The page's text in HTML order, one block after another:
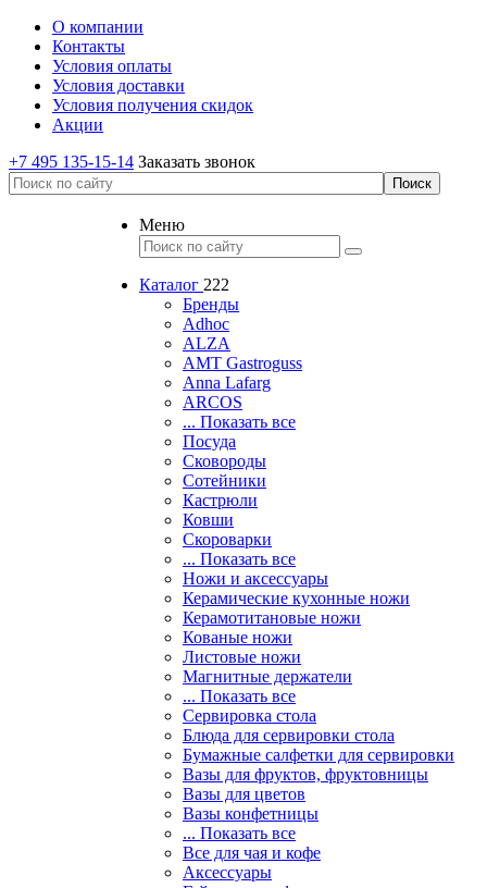
О компании
Контакты
Условия оплаты
Условия доставки
Условия получения скидок
Акции
+7 495 135-15-14 Заказать звонок
Меню
Каталог 222
Бренды
Adhoc
ALZA
AMT Gastroguss
Anna Lafarg
ARCOS
... Показать все
Посуда
Сковороды
Сотейники
Кастрюли
Ковши
Скороварки
... Показать все
Ножи и аксессуары
Керамические кухонные ножи
Керамотитановые ножи
Кованые ножи
Листовые ножи
Магнитные держатели
... Показать все
Сервировка стола
Блюда для сервировки стола
Бумажные салфетки для сервировки
Вазы для фруктов, фруктовницы
Вазы для цветов
Вазы конфетницы
... Показать все
Все для чая и кофе
Аксессуары